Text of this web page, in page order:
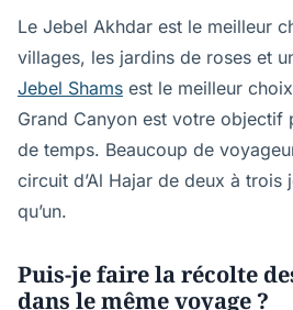
Le Jebel Akhdar est le meilleur
villages, les jardins de roses et
Jebel Shams est le meilleur
Grand Canyon est votre
de temps. Beaucoup de
circuit d’Al Hajar de deux à trois
qu’un.
Puis-je faire la récolte
dans le même voyage ?